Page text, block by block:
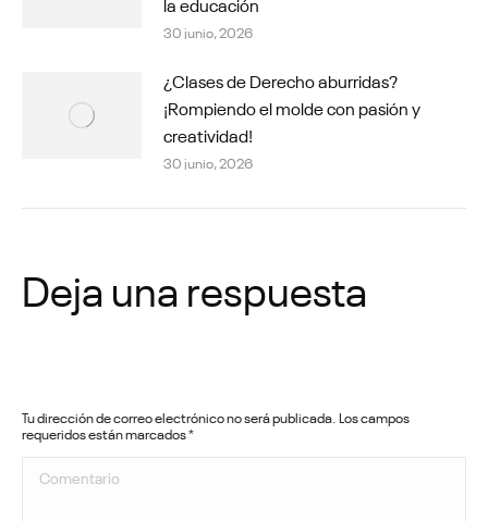
30 junio, 2026
¿Clases de Derecho aburridas?
¡Rompiendo el molde con pasión y
creatividad!
30 junio, 2026
Deja una respuesta
Tu dirección de correo electrónico no será publicada. Los campos
requeridos están marcados*
Comentario